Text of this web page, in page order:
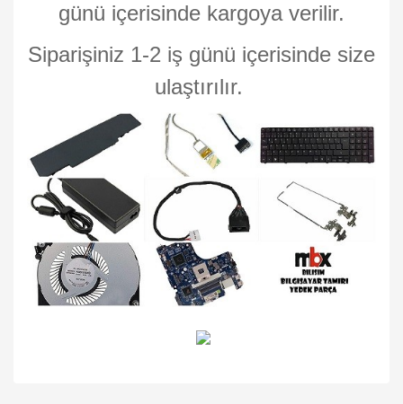
günü içerisinde kargoya verilir.
Siparişiniz 1-2 iş günü içerisinde size
ulaştırılır.